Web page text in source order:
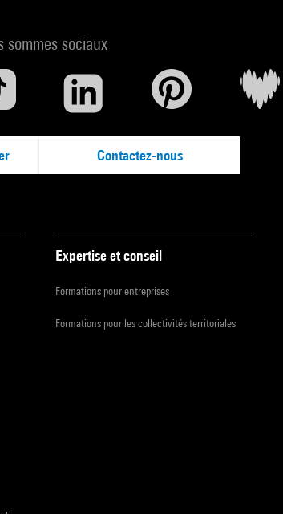
sommes sociaux
Contactez-nous
Expertise et conseil
Formations pour entreprises
Formations pour les collectivités territoriales